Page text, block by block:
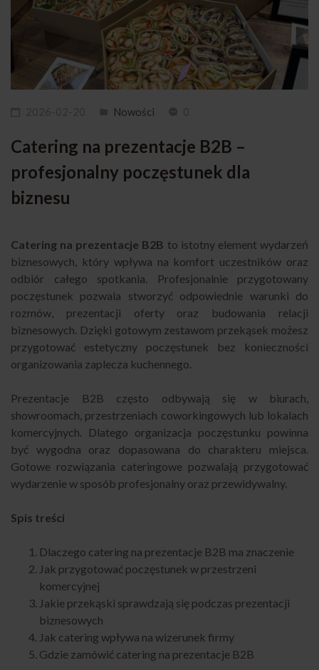
Nowości
Catering na prezentacje B2B –
profesjonalny poczęstunek dla
biznesu
Catering na prezentacje B2B to istotny element wydarzeń
biznesowych, który wpływa na komfort uczestników oraz
odbiór całego spotkania. Profesjonalnie przygotowany
poczęstunek pozwala stworzyć odpowiednie warunki do
rozmów, prezentacji oferty oraz budowania relacji
biznesowych. Dzięki gotowym zestawom przekąsek możesz
przygotować estetyczny poczęstunek bez konieczności
organizowania zaplecza kuchennego.
Prezentacje B2B często odbywają się w biurach,
showroomach, przestrzeniach coworkingowych lub lokalach
komercyjnych. Dlatego organizacja poczęstunku powinna
być wygodna oraz dopasowana do charakteru miejsca.
Gotowe rozwiązania cateringowe pozwalają przygotować
wydarzenie w sposób profesjonalny oraz przewidywalny.
Spis treści
Dlaczego catering na prezentacje B2B ma znaczenie
Jak przygotować poczęstunek w przestrzeni
komercyjnej
Jakie przekąski sprawdzają się podczas prezentacji
biznesowych
Jak catering wpływa na wizerunek firmy
Gdzie zamówić catering na prezentacje B2B